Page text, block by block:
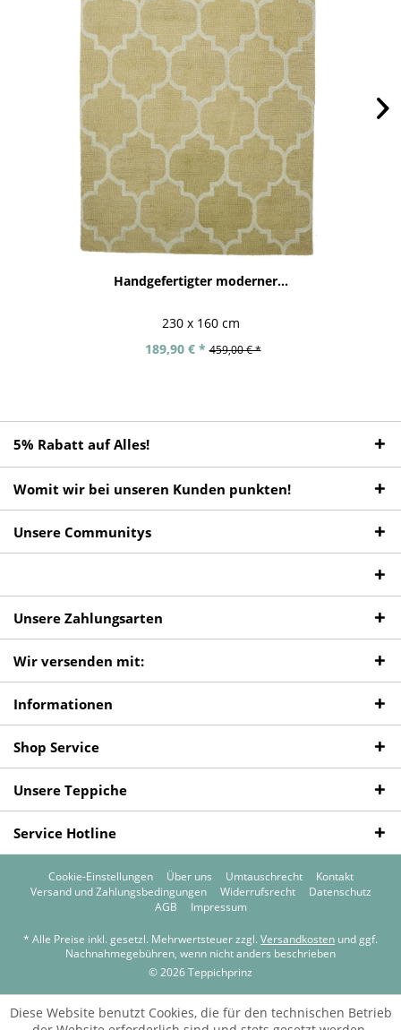
Handgefertigter moderner...
230 x 160 cm
189,90 € * 459,00 € *
5% Rabatt auf Alles!
Womit wir bei unseren Kunden punkten!
Unsere Communitys
Unsere Zahlungsarten
Wir versenden mit:
Informationen
Shop Service
Unsere Teppiche
Service Hotline
Cookie-Einstellungen Über uns Umtauschrecht
Kontakt
Versand und Zahlungsbedingungen
Widerrufsrecht
Datenschutz
AGB
Impressum
* Alle Preise inkl. gesetzl. Mehrwertsteuer zzgl. Versandkosten und ggf.
Nachnahmegebühren, wenn nicht anders beschrieben
© 2026 Teppichprinz
Diese Website benutzt Cookies, die für den technischen Betrieb